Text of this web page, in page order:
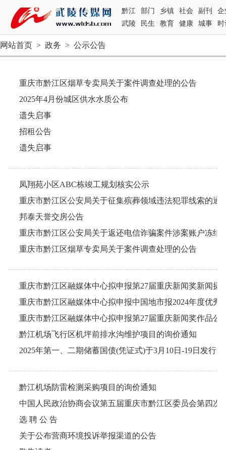
黔江 部门 乡镇 社会 副刊
企
武陵
民生 教育 健康 城事 时
网站首页 > 政务 > 公示公告
重庆市黔江区烟草专卖局关于案件调查处理的公告
2025年4月份城区供水水质公布
遗失启事
招租公告
遗失启事
凤翔苑小区ABC栋竣工规划核实公示
重庆市黔江区公安局关于征集殡葬领域违法犯罪线索的通
邦泰天誉交房公告
重庆市黔江区公安局关于返还电信诈骗案件涉案账户冻结
重庆市黔江区烟草专卖局关于案件调查处理的公告
重庆市黔江区融媒体中心拟申报第27届重庆新闻奖新闻摄
重庆市黔江区融媒体中心拟申报中国地市报2024年度优秀
重庆市黔江区融媒体中心拟申报第27届重庆新闻奖作品公
黔江机场飞行区机坪前排水沟维护项目的询价通知
2025年第一、二期储蓄国债(凭证式)于3月10日-19日发行
黔江机场防雷检测采购项目的询价通知
选 聘 公 告
关于公布营商环境投诉举报渠道的公告